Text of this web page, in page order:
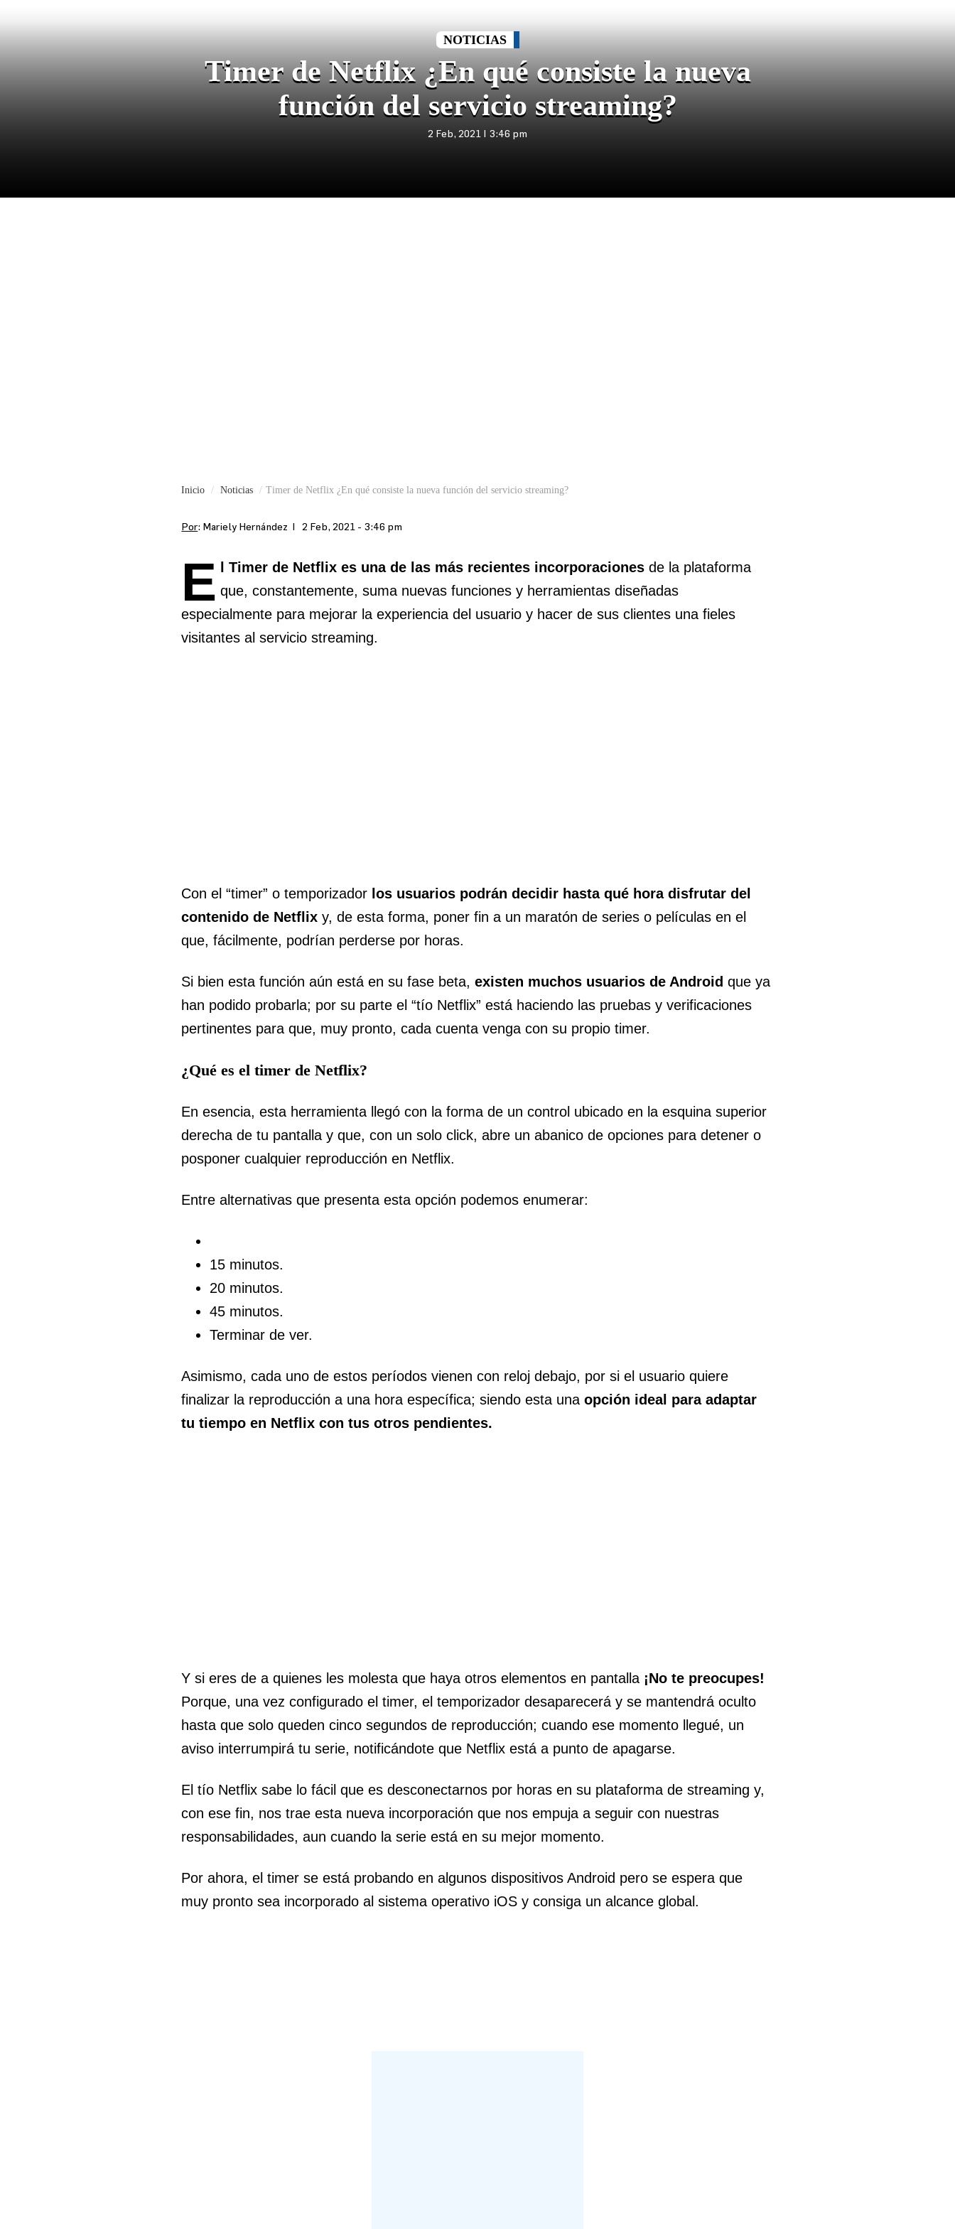
NOTICIAS
Timer de Netflix ¿En qué consiste la nueva
función del servicio streaming?
2 Feb, 2021 | 3:46 pm
Inicio Noticias Timer de Netflix ¿En qué consiste la nueva función del servicio streaming?
Por: Mariely Hernández | 2 Feb, 2021 - 3:46 pm
E l Timer de Netflix es una de las más recientes incorporaciones de la plataforma
que, constantemente, suma nuevas funciones y herramientas diseñadas
especialmente para mejorar la experiencia del usuario y hacer de sus clientes una fieles
visitantes al servicio streaming.
Con el “timer” o temporizador los usuarios podrán decidir hasta qué hora disfrutar del
contenido de Netflix y, de esta forma, poner fin a un maratón de series o películas en el
que, fácilmente, podrían perderse por horas.
Si bien esta función aún está en su fase beta,existen muchos usuarios de Android que ya
han podido probarla; por su parte el “tío Netflix” está haciendo las pruebas y verificaciones
pertinentes para que, muy pronto, cada cuenta venga con su propio timer.
¿Qué es el timer de Netflix?
En esencia, esta herramienta llegó con la forma de un control ubicado en la esquina superior
derecha de tu pantalla y que, con un solo click, abre un abanico de opciones para detener o
posponer cualquier reproducción en Netflix.
Entre alternativas que presenta esta opción podemos enumerar:
15 minutos.
20 minutos.
45 minutos.
Terminar de ver.
Asimismo, cada uno de estos períodos vienen con reloj debajo, por si el usuario quiere
finalizar la reproducción a una hora específica; siendo esta unaopción ideal para adaptar
tu tiempo en Netflix con tus otros pendientes.
Y si eres de a quienes les molesta que haya otros elementos en pantalla ¡No te preocupes!
Porque, una vez configurado el timer, el temporizador desaparecerá y se mantendrá oculto
hasta que solo queden cinco segundos de reproducción; cuando ese momento llegué, un
aviso interrumpirá tu serie, notificándote que Netflix está a punto de apagarse.
El tío Netflix sabe lo fácil que es desconectarnos por horas en su plataforma de streaming y,
con ese fin, nos trae esta nueva incorporación que nos empuja a seguir con nuestras
responsabilidades, aun cuando la serie está en su mejor momento.
Por ahora, el timer se está probando en algunos dispositivos Android pero se espera que
muy pronto sea incorporado al sistema operativo iOS y consiga un alcance global.